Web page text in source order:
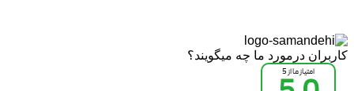
کاربران درمورد ما چه میگویند؟